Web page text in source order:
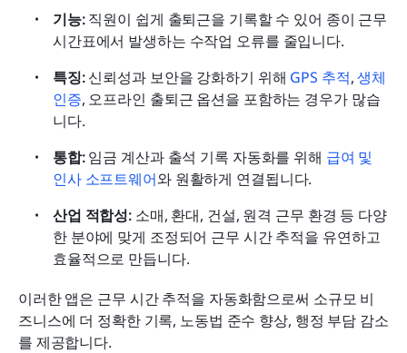
기능: 직원이 쉽게 출퇴근을 기록할 수 있어 종이 근무
시간표에서 발생하는 수작업 오류를 줄입니다.
특징: 신뢰성과 보안을 강화하기 위해 GPS 추적, 생체
인증, 오프라인 출퇴근 옵션을 포함하는 경우가 많습
니다.
통합: 임금 계산과 출석 기록 자동화를 위해 급여 및
인사 소프트웨어와 원활하게 연결됩니다.
산업 적합성: 소매, 환대, 건설, 원격 근무 환경 등 다양
한 분야에 맞게 조정되어 근무 시간 추적을 유연하고
효율적으로 만듭니다.
이러한 앱은 근무 시간 추적을 자동화함으로써 소규모 비
즈니스에 더 정확한 기록, 노동법 준수 향상, 행정 부담 감소
를 제공합니다.